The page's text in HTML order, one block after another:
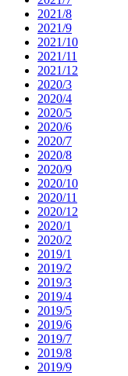
2021/8
2021/9
2021/10
2021/11
2021/12
2020/3
2020/4
2020/5
2020/6
2020/7
2020/8
2020/9
2020/10
2020/11
2020/12
2020/1
2020/2
2019/1
2019/2
2019/3
2019/4
2019/5
2019/6
2019/7
2019/8
2019/9